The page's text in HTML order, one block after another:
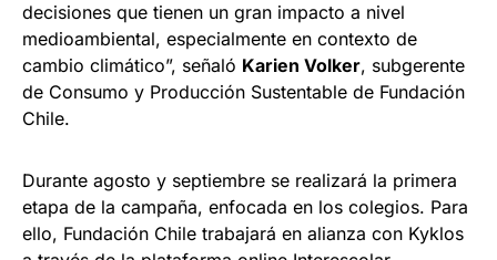
decisiones que tienen un gran impacto a nivel
medioambiental, especialmente en contexto de
cambio climático”, señaló Karien Volker, subgerente
de Consumo y Producción Sustentable de Fundación
Chile.
Durante agosto y septiembre se realizará la primera
etapa de la campaña, enfocada en los colegios. Para
ello, Fundación Chile trabajará en alianza con Kyklos